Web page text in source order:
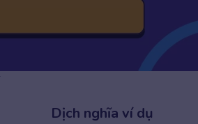
Dịch nghĩa ví dụ